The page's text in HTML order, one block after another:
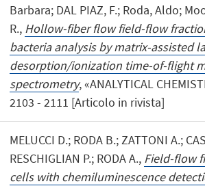
Barbara; DAL PIAZ, F.; Roda, Aldo;
R., Hollow-fiber flow field-flow
bacteria analysis by matrix-assisted
desorption/ionization time-of-flight
spectrometry, «ANALYTICAL
2103 - 2111 [Articolo in rivista]
MELUCCI D.; RODA B.; ZATTONI A.;
RESCHIGLIAN P.; RODA A., Field-flow
cells with chemiluminescence